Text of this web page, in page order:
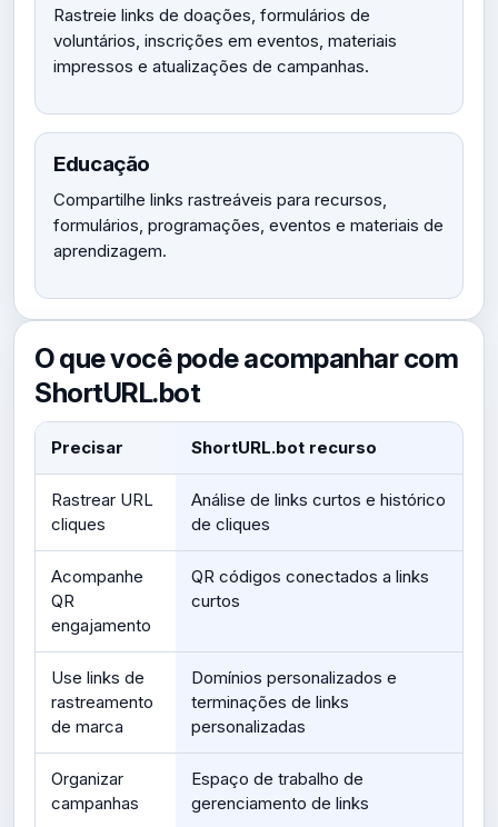
Rastreie links de doações, formulários de
voluntários, inscrições em eventos, materiais
impressos e atualizações de campanhas.
Educação
Compartilhe links rastreáveis para recursos,
formulários, programações, eventos e materiais de
aprendizagem.
O que você pode acompanhar com
ShortURL.bot
Precisar ShortURL.bot recurso
Rastrear URL
cliques
Análise de links curtos e histórico
de cliques
Acompanhe
QR
engajamento
QR códigos conectados a links
curtos
Use links de
rastreamento
de marca
Domínios personalizados e
terminações de links
personalizadas
Organizar
campanhas
Espaço de trabalho de
gerenciamento de links